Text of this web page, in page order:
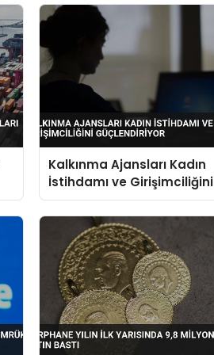
Kalkınma Ajansları Kadın
İstihdamı ve Girişimciliğini
Güçlendiriyor